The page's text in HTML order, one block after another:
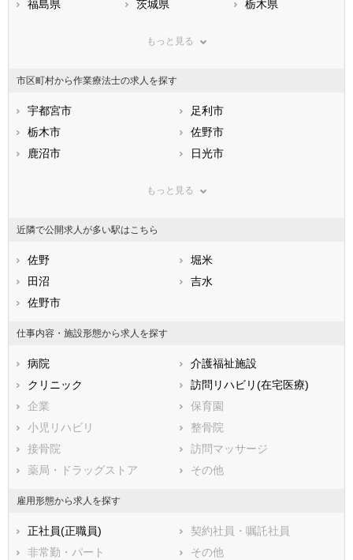
福島県 茨城県
栃木県
神奈川県
石川県
福井県
静岡県
滋賀県
兵庫県
山口県
福岡県
佐賀県
熊本県
鹿児島県
もっと見る
市区町村から作業療法士の求人を探す
宇都宮市
足利市
栃木市
佐野市
鹿沼市
日光市
矢板市
那須烏山市
河内郡上三川町
芳賀郡益子町
芳賀郡茂木町
芳賀郡市貝町
芳賀郡芳賀町
那須郡那珂川町
もっと見る
近隣で公開求人が多い駅はこちら
佐野
堀米
田沼
吉水
佐野市
仕事内容・施設形態から求人を探す
病院
介護福祉施設
クリニック
訪問リハビリ(在宅医療)
企業
保育園
小児リハビリ
整骨院
接骨院
訪問マッサージ
薬局・ドラッグストア
その他
雇用形態から求人を探す
正社員(正職員)
契約社員・嘱託社員
非常勤・パート
その他